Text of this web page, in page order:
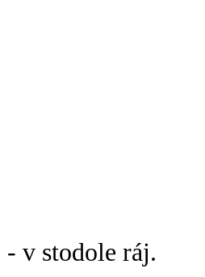
v stodole ráj.